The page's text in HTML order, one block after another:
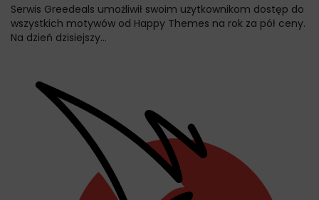
Serwis Greedeals umożliwił swoim użytkownikom dostęp do
wszystkich motywów od Happy Themes na rok za pół ceny.
Na dzień dzisiejszy...